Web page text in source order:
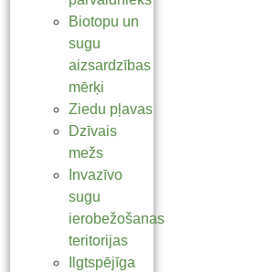
Biotopu un
sugu
aizsardzības
mērķi
Ziedu pļavas
Dzīvais
mežs
Invazīvo
sugu
ierobežošanas
teritorijas
Ilgtspējīga